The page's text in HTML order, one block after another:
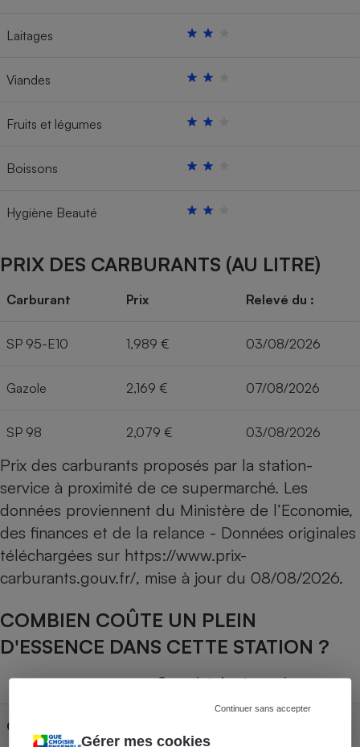
Gérer mes cookies
Continuer sans accepter
Laitages
Viandes
Fruits et légumes
Boissons
Hygiène Beauté
PRIX DES CARBURANTS (AU LITRE)
Carburant Prix Relevé du :
SP 95-E10 1,989 € 03/08/2026
Gazole 2,169 € 07/08/2026
SP 98 2,079 € 03/08/2026
Prix des carburants proposés par la station-
service à proximité de ce supermarché. Les
données proviennent du Ministère de l’Economie,
des finances et de la relance - Données originales
téléchargées sur https://www.prix-
carburants.gouv.fr/, mise à jour du 08/08/2026.
COMBIEN COÛTE UN PLEIN
D'ESSENCE DANS CETTE STATION ?
Capacité du réservoir
Carburant